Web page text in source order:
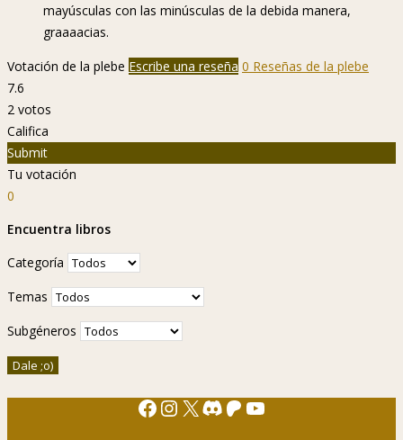
mayúsculas con las minúsculas de la debida manera,
graaaacias.
Votación de la plebe Escribe una reseña 0 Reseñas de la plebe
7.6
2 votos
Califica
Submit
Tu votación
0
Encuentra libros
Categoría
Temas
Subgéneros
Facebook
Instagram
X Discord
Patreon
YouTube